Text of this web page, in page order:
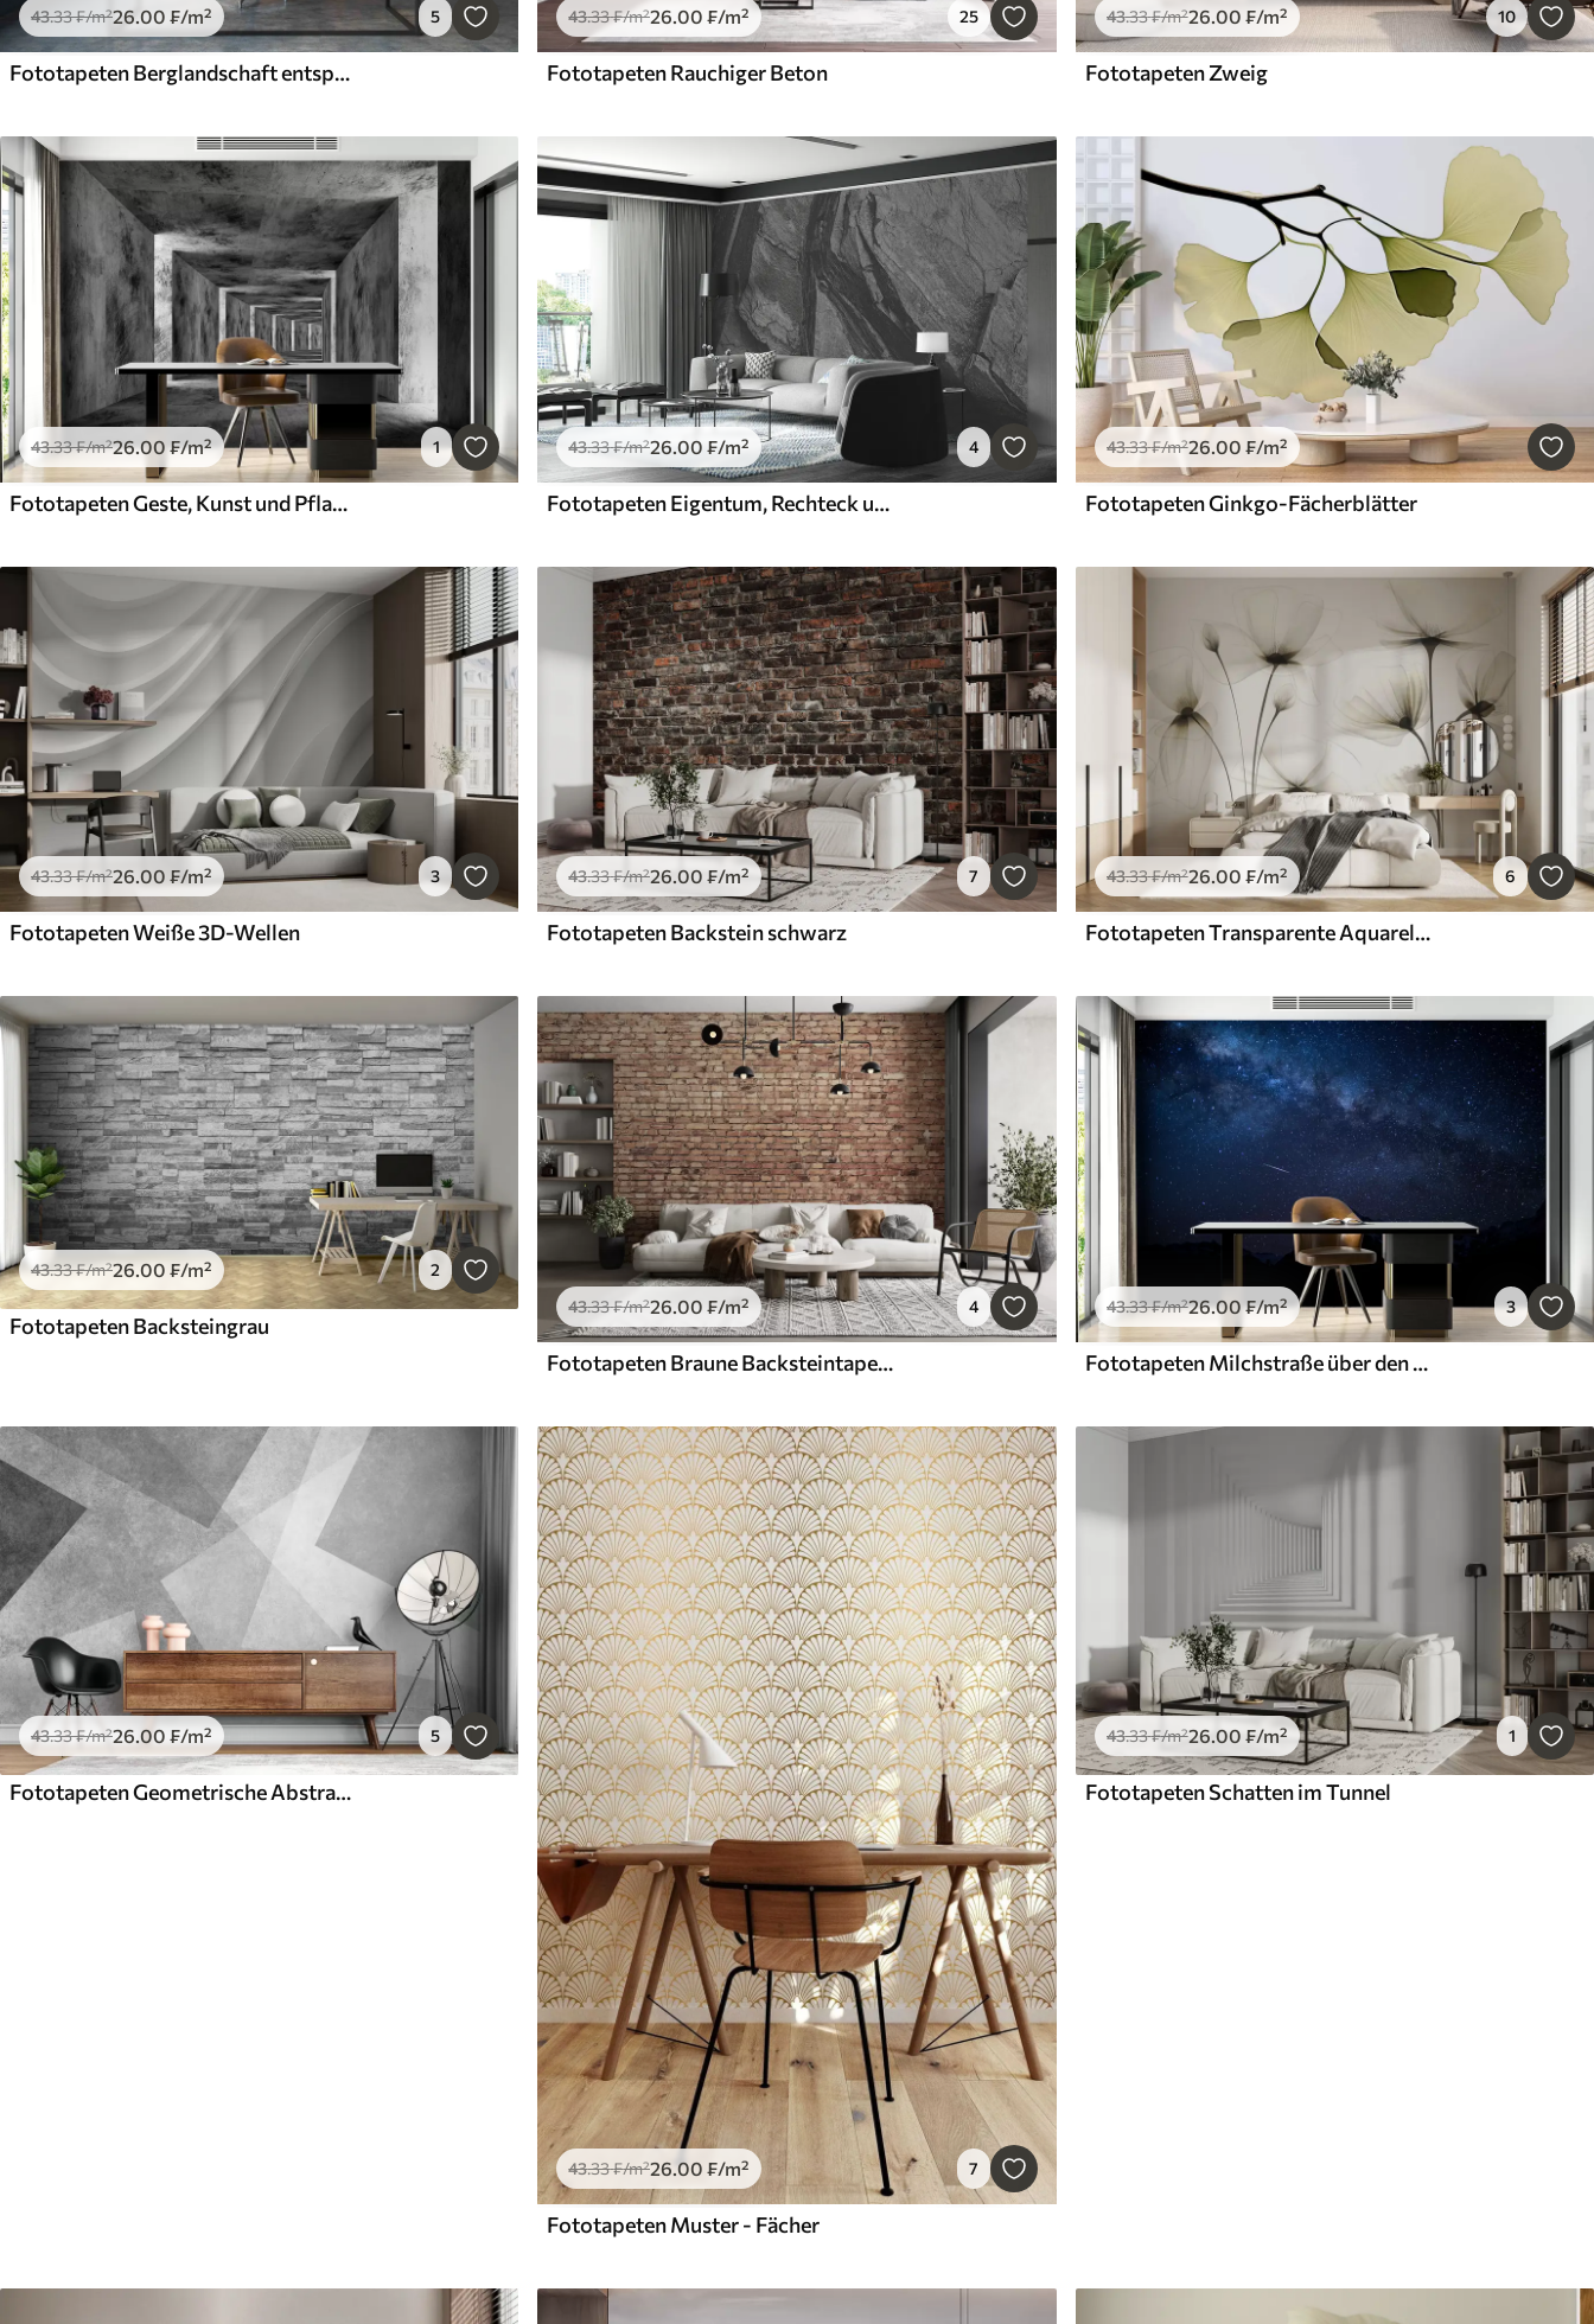
43.33₣/m²26.00 ₣/m² 5
Fototapeten Berglandschaft entspannen
43.33₣/m²26.00 ₣/m² 25
Fototapeten Rauchiger Beton
43.33₣/m²26.00 ₣/m² 10
Fototapeten Zweig
43.33₣/m²26.00 ₣/m² 1
Fototapeten Geste, Kunst und Pflanze
43.33₣/m²26.00 ₣/m² 4
Fototapeten Eigentum, Rechteck und Baumaterial
43.33₣/m²26 .00 ₣/m²
Fototapeten Ginkgo-Fächerblätter
43.33₣/m²26.00 ₣/m² 3
Fototapeten Weiße 3D-Wellen
43.33₣/m²26.00 ₣/m² 7
Fototapeten Backstein schwarz
43.33₣/m²26.00 ₣/m² 6
Fototapeten Transparente Aquarellblumen
43.33₣/m²26.00 ₣/m² 2
Fototapeten Backsteingrau
43.33₣/m²26.00 ₣/m² 4
Fototapeten Braune Backsteintapete
43.33₣/m²26.00₣/m² 3
Fototapeten Milchstraße über den Bergen
43.33₣/m²26.00 ₣/m² 5
Fototapeten Geometrische Abstraktion von Grau
43.33₣/m²26.00 ₣/m² 7
Fototapeten Muster - Fächer
43.33₣/m²26.00 ₣/m² 1
Fototapeten Schatten im Tunnel